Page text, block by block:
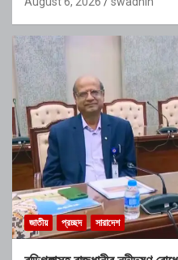
জাতীয় প্রচ্ছদ সারাদেশ